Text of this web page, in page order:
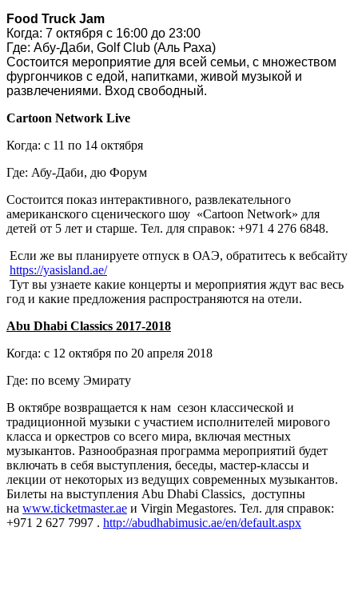
Food Truck Jam
Когда: 7 октября с 16:00 до 23:00
Где: Абу-Даби, Golf Club (Аль Раха)
Состоится мероприятие для всей семьи, с множеством
фургончиков с едой, напитками, живой музыкой и
развлечениями. Вход свободный.
Cartoon Network Live
Когда: с 11 по 14 октября
Где: Абу-Даби, дю Форум
Состоится показ интерактивного, развлекательного
американского сценического шоу «Cartoon Network» для
детей от 5 лет и старше. Тел. для справок: +971 4 276 6848.
Если же вы планируете отпуск в ОАЭ, обратитесь к вебсайту
https://yasisland.ae/
Тут вы узнаете какие концерты и мероприятия ждут вас весь
год и какие предложения распространяются на отели.
Abu Dhabi Classics 2017-2018
Когда: с 12 октября по 20 апреля 2018
Где: по всему Эмирату
В октябре возвращается к нам сезон классической и
традиционной музыки с участием исполнителей мирового
класса и оркестров со всего мира, включая местных
музыкантов. Разнообразная программа мероприятий будет
включать в себя выступления, беседы, мастер-классы и
лекции от некоторых из ведущих современных музыкантов.
Билеты на выступления Abu Dhabi Classics, доступны
на www.ticketmaster.ae и Virgin Megastores. Тел. для справок:
+971 2 627 7997 . http://abudhabimusic.ae/en/default.aspx